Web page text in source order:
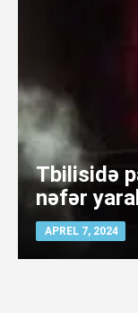
Tbilisidə
nəfər
APREL 7, 2024